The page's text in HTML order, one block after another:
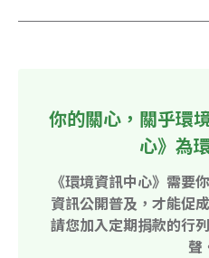
你的關心，關乎環
心》為
《環境資訊中心》需要
資訊公開普及，才能促
請您加入定期捐款的行
聲